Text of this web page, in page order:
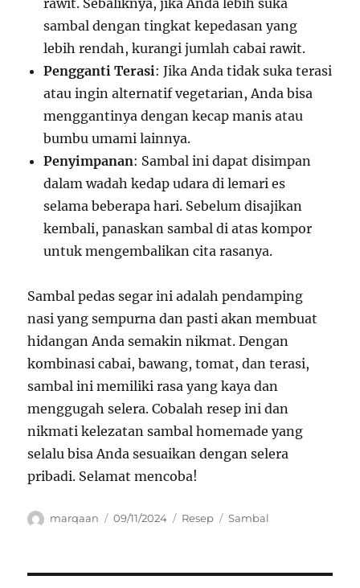
rawit. Sebaliknya, jika Anda lebih suka
sambal dengan tingkat kepedasan yang
lebih rendah, kurangi jumlah cabai rawit.
Pengganti Terasi: Jika Anda tidak suka terasi
atau ingin alternatif vegetarian, Anda bisa
menggantinya dengan kecap manis atau
bumbu umami lainnya.
Penyimpanan: Sambal ini dapat disimpan
dalam wadah kedap udara di lemari es
selama beberapa hari. Sebelum disajikan
kembali, panaskan sambal di atas kompor
untuk mengembalikan cita rasanya.
Sambal pedas segar ini adalah pendamping
nasi yang sempurna dan pasti akan membuat
hidangan Anda semakin nikmat. Dengan
kombinasi cabai, bawang, tomat, dan terasi,
sambal ini memiliki rasa yang kaya dan
menggugah selera. Cobalah resep ini dan
nikmati kelezatan sambal homemade yang
selalu bisa Anda sesuaikan dengan selera
pribadi. Selamat mencoba!
Author
marqaan
Posted
09/11/2024 Categories
Resep Tags
Sambal